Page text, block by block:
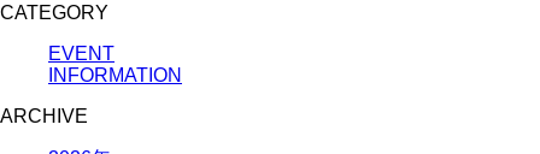
CATEGORY
EVENT
INFORMATION
ARCHIVE